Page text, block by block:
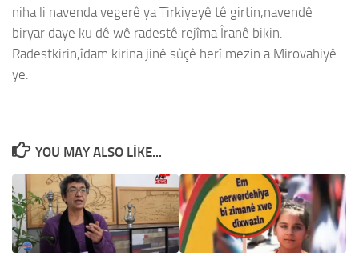
niha li navenda vegerê ya Tirkiyeyê tê girtin,navendê
biryar daye ku dê wê radestê rejîma Îranê bikin.
Radestkirin,îdam kirina jinê sûçê herî mezin a Mirovahiyê
ye.
YOU MAY ALSO LIKE...